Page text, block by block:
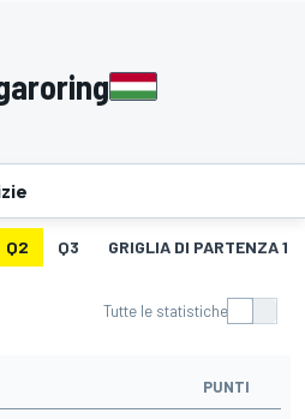
Q2 Q3 GRIGLIA DI PARTENZA 1
Tutte le statistiche
PUNTI